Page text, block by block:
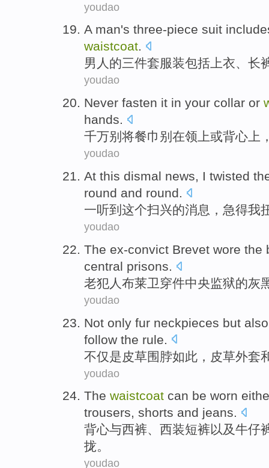
youdao
A man's three-piece suit
waistcoat.
男人 的三件套服装包括 上衣、长
youdao
Never fasten it in your collar or
hands.
千万别 将餐巾别 在领 上或背心上
youdao
At this dismal news, I twisted
round and round.
一听到 这个扫兴的消息 ，急得我
youdao
The ex-convict Brevet wore the
central prisons.
老犯人 布莱卫穿件中央监狱的灰
youdao
Not only fur neckpieces but
follow the rule
不仅是皮草围脖如此，皮草外套
youdao
The waistcoat can be worn
trousers, shorts and jeans.
背心与西裤、西装短裤以及牛仔
拢。
youdao